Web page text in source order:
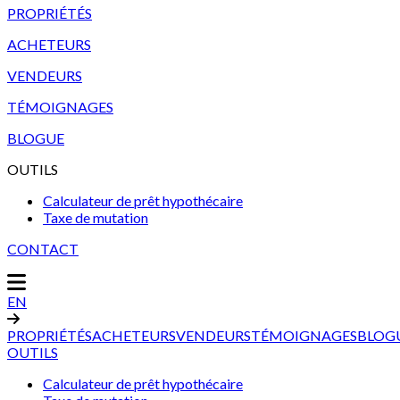
PROPRIÉTÉS
ACHETEURS
VENDEURS
TÉMOIGNAGES
BLOGUE
OUTILS
Calculateur de prêt hypothécaire
Taxe de mutation
CONTACT
EN
PROPRIÉTÉSACHETEURSVENDEURSTÉMOIGNAGES
OUTILS
Calculateur de prêt hypothécaire